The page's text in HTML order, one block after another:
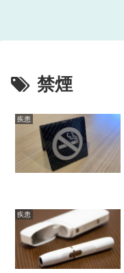
禁煙
疾患
疾患